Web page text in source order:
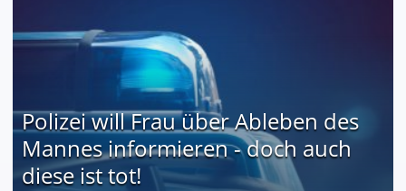
Polizei will Frau über Ableben des
Mannes informieren - doch auch
diese ist tot!